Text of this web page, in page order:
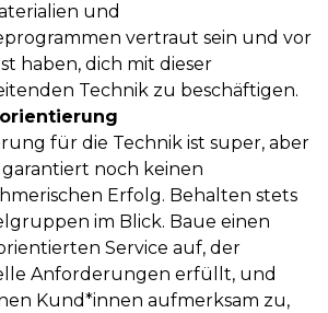
und
vertraut sein und vor
haben, dich mit dieser
Technik zu beschäftigen.
für die Technik ist super, aber
garantiert noch keinen
Erfolg. Behalten stets
im Blick. Baue einen
Service auf, der
Anforderungen erfüllt, und
Kund*innen aufmerksam zu,